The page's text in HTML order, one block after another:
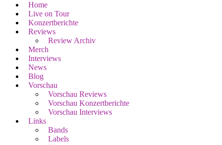
Home
Live on Tour
Konzertberichte
Reviews
Review Archiv
Merch
Interviews
News
Blog
Vorschau
Vorschau Reviews
Vorschau Konzertberichte
Vorschau Interviews
Links
Bands
Labels